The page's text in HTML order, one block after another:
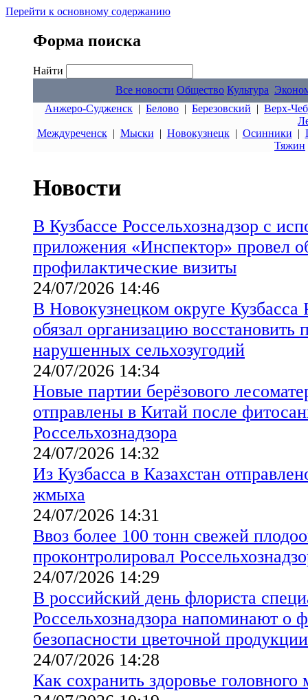
Перейти к основному содержанию
Форма поиска
Найти
Все новости Общество Культура
Анжеро-Судженск | Белово | Березовский | Верх-
Междуреченск| Мыски | Новокузнецк| Осинники |
Тяжин
Новости
В Кузбассе Россельхознадзор с
приложения «Инспектор» провел
профилактические визиты
24/07/2026 14:46
В Новокузнецком округе Кузбасса
обязал организацию восстановить
нарушенных сельхозугодий
24/07/2026 14:34
Новые партии берёзового
отправлены в Китай после
Россельхознадзора
24/07/2026 14:32
Из Кузбасса в Казахстан
жмыха
24/07/2026 14:31
Ввоз более 100 тонн свежей
проконтролировал
24/07/2026 14:29
В российский день флориста
Россельхознадзора напоминают о
безопасности цветочной продукции
24/07/2026 14:28
Как сохранить здоровье головного